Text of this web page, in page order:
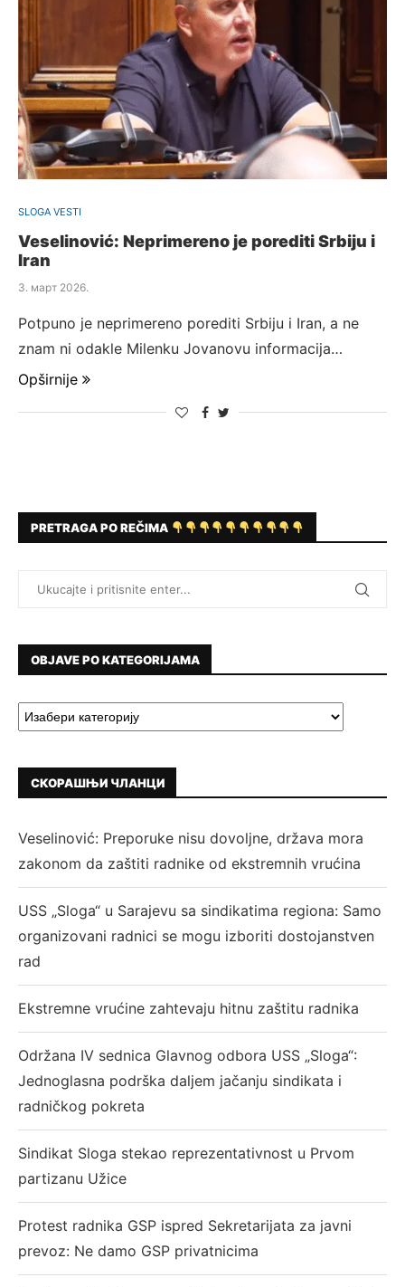
SLOGA VESTI
Veselinović: Neprimereno je porediti Srbiju i
Iran
3. март 2026.
Potpuno je neprimereno porediti Srbiju i Iran, a ne
znam ni odakle Milenku Jovanovu informacija…
Opširnije
PRETRAGA PO REČIMA
OBJAVE PO KATEGORIJAMA
СКОРАШЊИ ЧЛАНЦИ
Veselinović: Preporuke nisu dovoljne, država mora
zakonom da zaštiti radnike od ekstremnih vrućina
USS „Sloga“ u Sarajevu sa sindikatima regiona: Samo
organizovani radnici se mogu izboriti dostojanstven
rad
Ekstremne vrućine zahtevaju hitnu zaštitu radnika
Održana IV sednica Glavnog odbora USS „Sloga“:
Jednoglasna podrška daljem jačanju sindikata i
radničkog pokreta
Sindikat Sloga stekao reprezentativnost u Prvom
partizanu Užice
Protest radnika GSP ispred Sekretarijata za javni
prevoz: Ne damo GSP privatnicima